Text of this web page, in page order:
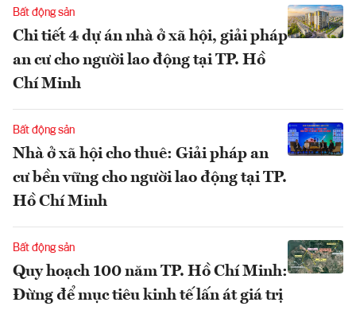
Bất động sản
Chi tiết 4 dự án nhà ở xã hội, giải pháp
an cư cho người lao động tại TP. Hồ
Chí Minh
Bất động sản
Nhà ở xã hội cho thuê: Giải pháp an
cư bền vững cho người lao động tại TP.
Hồ Chí Minh
Bất động sản
Quy hoạch 100 năm TP. Hồ Chí Minh:
Đừng để mục tiêu kinh tế lấn át giá trị